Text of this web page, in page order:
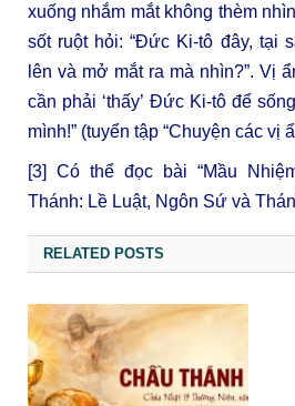
xuống nhắm mắt không thèm
sốt ruột hỏi: “Đức Ki-tô đây, tại
lên và mở mắt ra mà nhìn?”. Vị
cần phải ‘thấy’ Đức Ki-tô để
mình!” (tuyển tập “Chuyện các vị
[3]
Có thể đọc bài “Mầu
Thánh: Lề Luật, Ngôn Sứ và
RELATED POSTS